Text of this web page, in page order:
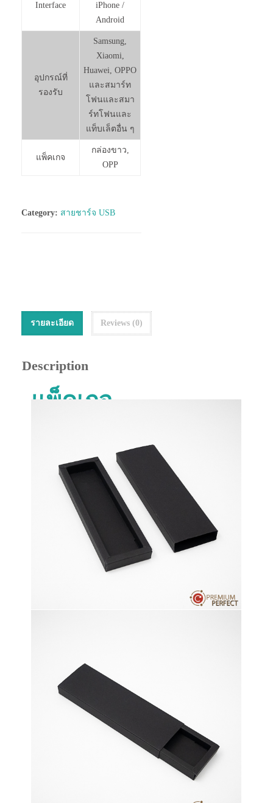
Interface
iPhone /
Android
อุปกรณ์ที่
รองรับ
Samsung,
Xiaomi,
Huawei, OPPO
และสมาร์ท
โฟนและสมา
ร์ทโฟนและ
แท็บเล็ตอื่น ๆ
แพ็คเกจ
กล่องขาว,
OPP
Category: สายชาร์จ USB
รายละเอียด Reviews (0)
Description
แพ็คเกจ